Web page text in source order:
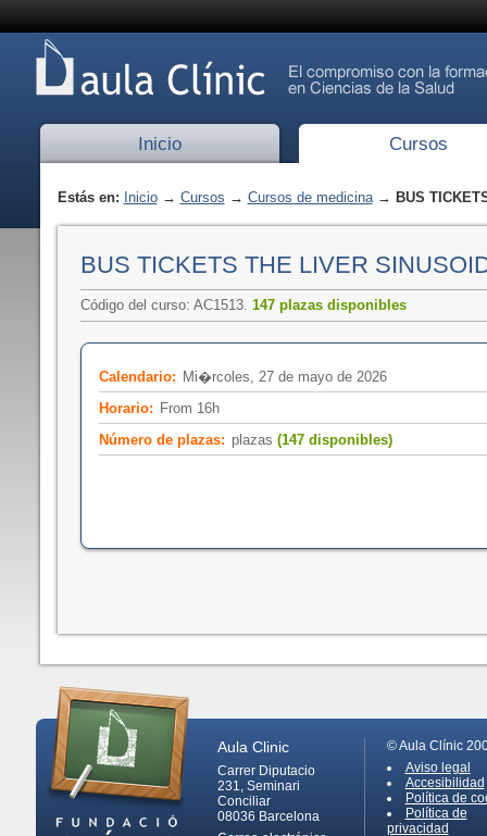
Inicio Cursos
Estás en: Inicio→ Cursos → Cursos de medicina→ BUS
BUS TICKETS THE LIVER
Código del curso: AC1513. 147 plazas disponibles
Calendario: Mi�rcoles, 27 de mayo de 2026
Horario: From 16h
Número de plazas: plazas (147 disponibles)
Aula Clinic
Carrer Diputacio
231, Seminari
Conciliar
08036 Barcelona
© Aula Clínic
Aviso legal
Accesibilidad
Política de
Política de
privacidad